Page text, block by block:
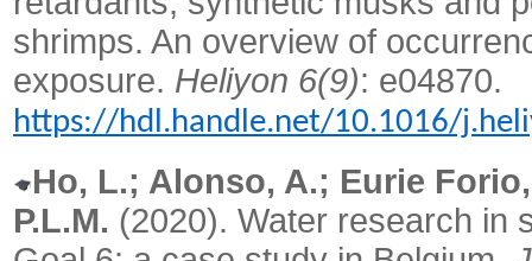
shrimps. An overview of
exposure. Heliyon 6(9): e04870.
https://hdl.handle.net/10.1016/
Ho, L.; Alonso, A.; Eurie
P.L.M. (2020). Water research in